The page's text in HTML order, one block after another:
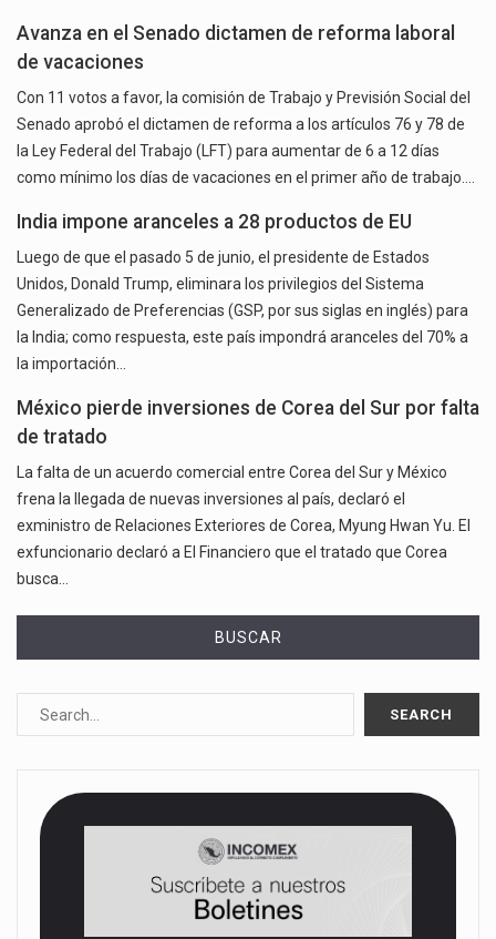
Avanza en el Senado dictamen de reforma laboral
de vacaciones
Con 11 votos a favor, la comisión de Trabajo y Previsión Social del
Senado aprobó el dictamen de reforma a los artículos 76 y 78 de
la Ley Federal del Trabajo (LFT) para aumentar de 6 a 12 días
como mínimo los días de vacaciones en el primer año de trabajo.…
India impone aranceles a 28 productos de EU
Luego de que el pasado 5 de junio, el presidente de Estados
Unidos, Donald Trump, eliminara los privilegios del Sistema
Generalizado de Preferencias (GSP, por sus siglas en inglés) para
la India; como respuesta, este país impondrá aranceles del 70% a
la importación…
México pierde inversiones de Corea del Sur por falta
de tratado
La falta de un acuerdo comercial entre Corea del Sur y México
frena la llegada de nuevas inversiones al país, declaró el
exministro de Relaciones Exteriores de Corea, Myung Hwan Yu. El
exfuncionario declaró a El Financiero que el tratado que Corea
busca…
BUSCAR